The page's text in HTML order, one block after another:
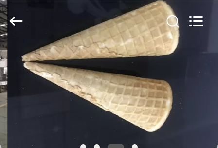
RUMAH
PRODUK
TENTANG
Silk
Road
Enterprise
Management
Services
Co.,LTD.
All
Rights
Reserved.